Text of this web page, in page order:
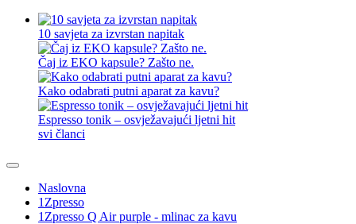
10 savjeta za izvrstan napitak
Čaj iz EKO kapsule? Zašto ne.
Kako odabrati putni aparat za kavu?
Espresso tonik – osvježavajući ljetni hit
svi članci
Naslovna
1Zpresso
1Zpresso Q Air purple - mlinac za kavu